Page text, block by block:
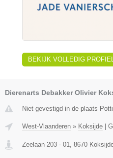
BEKIJK VOLLEDIG PROFIEL
Dierenarts Debakker Olivier
Niet gevestigd in de plaats
West-Vlaanderen » Koksijde
Zeelaan 203 - 01 8670